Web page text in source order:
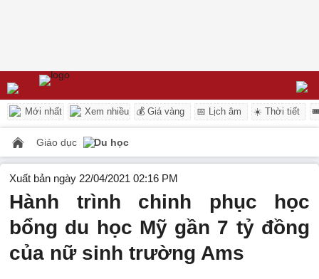
Mới nhất Xem nhiều 💰 Giá vàng 📅 Lịch âm ☀️ Thời tiết
Giáo dục Du học
Xuất bản ngày 22/04/2021 02:16 PM
Hành trình chinh phục học
bổng du học Mỹ gần 7 tỷ đồng
của nữ sinh trường Ams